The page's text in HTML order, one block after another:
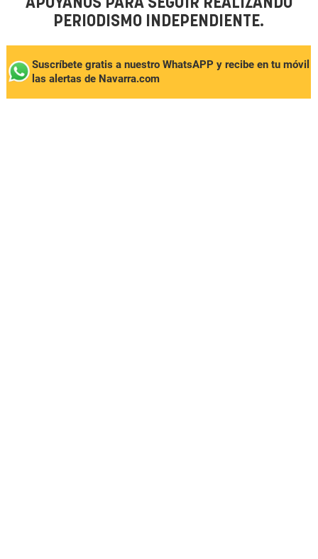
PERIODISMO INDEPENDIENTE.
Suscríbete gratis a nuestro WhatsAPP y recibe en tu móvil
las alertas de Navarra.com